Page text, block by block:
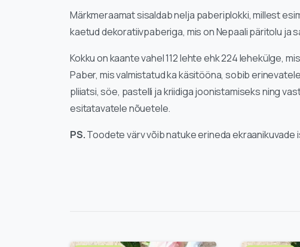
Märkmeraamat sisaldab nelja paberiplokki, millest
kaetud dekoratiivpaberiga, mis on Nepaali päritolu ja
Kokku on kaante vahel 112 lehte ehk 224 lehekülge,
Paber, mis valmistatud ka käsitööna, sobib
pliiatsi, söe, pastelli ja kriidiga joonistamiseks ning
esitatavatele nõuetele.
PS.Toodete värv võib natuke erineda